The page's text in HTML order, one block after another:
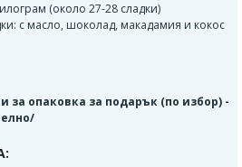
(около 27-28 сладки)
с масло, шоколад, макадамия и кокос
за опаковка за подарък (по избор) -